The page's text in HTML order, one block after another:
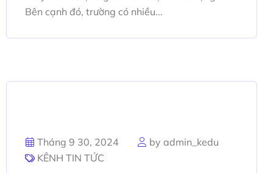
Bên cạnh đó, trường có nhiều...
Tháng 9 30, 2024
by admin_kedu
KÊNH TIN TỨC